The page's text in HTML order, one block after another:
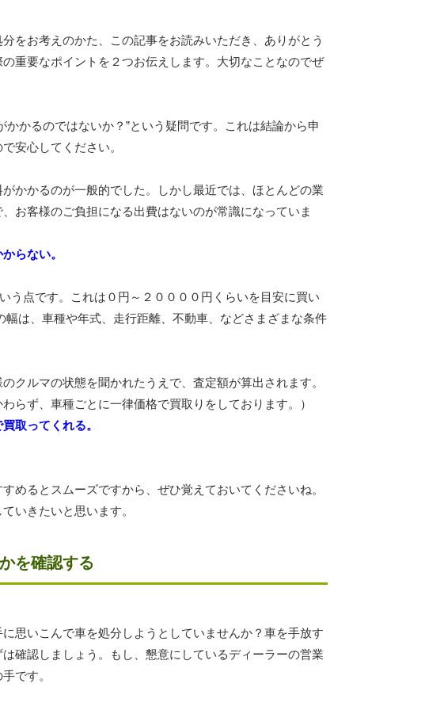
をお考えのかた、この記事をお読みいただき、ありがとう
重要なポイントを２つお伝えします。大切なことなのでぜ
かるのではないか？”という疑問です。これは結論から申
安心してください。
かかるのが一般的でした。しかし最近では、ほとんどの業
お客様のご負担になる出費はないのが常識になっていま
らない。
う点です。これは０円～２００００円くらいを目安に買い
は、車種や年式、走行距離、不動車、などさまざまな条件
クルマの状態を聞かれたうえで、査定額が算出されます。
らず、車種ごとに一律価格で買取りをしております。）
取ってくれる。
めるとスムーズですから、ぜひ覚えておいてくださいね。
いきたいと思います。
を確認する
思いこんで車を処分しようとしていませんか？車を手放す
確認しましょう。もし、懇意にしているディーラーの営業
です。